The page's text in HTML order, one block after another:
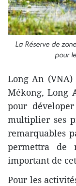
La Réserve de
pour
Long An
Mékong, Long
pour
multiplier ses
remarquables
permettra de
important de
Pour les